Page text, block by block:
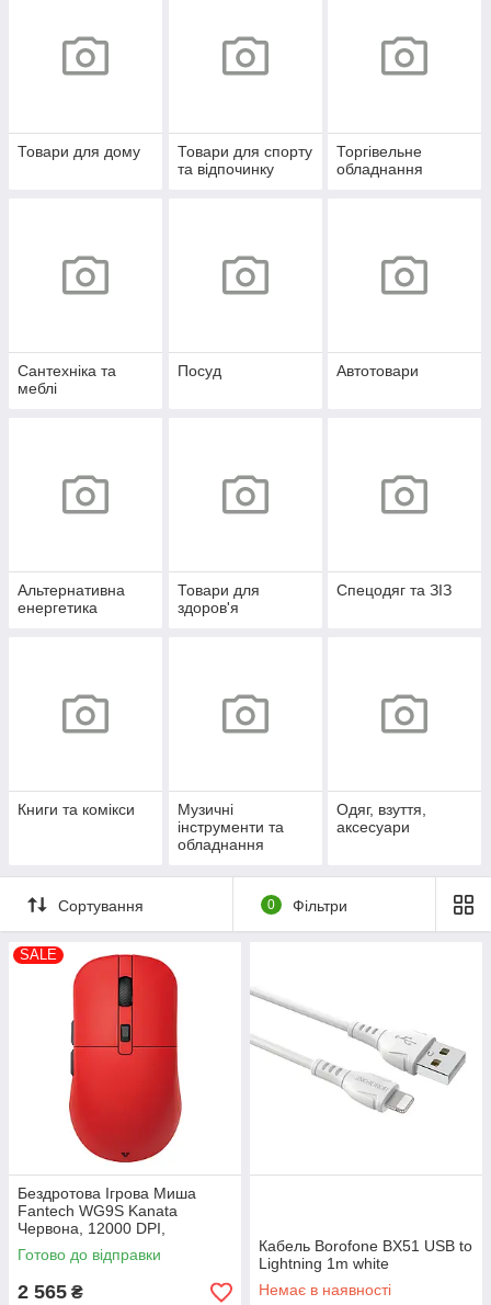
Товари для дому
Товари для спорту
та відпочинку
Торгівельне
обладнання
Сантехніка та
меблі
Посуд Автотовари
Альтернативна
енергетика
Товари для
здоров'я
Спецодяг та ЗІЗ
Книги та комікси
Музичні
інструменти та
обладнання
Одяг, взуття,
аксесуари
Сортування 0 Фільтри
SALE
Бездротова Ігрова Миша
Fantech WG9S Kanata
Червона, 12000 DPI,
бездротова, для ігор та офісу
Готово до відправки
2 565 ₴
Кабель Borofone BX51 USB to
Lightning 1m white
Немає в наявності